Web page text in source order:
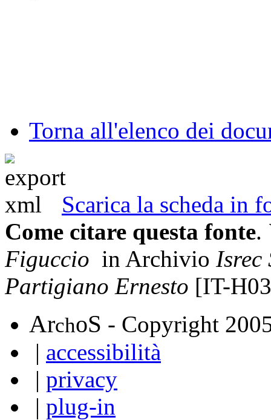
Torna all'elenco dei
Scarica la scheda in
Come citare questa fonte.
Figuccio in Archivio Isrec
Partigiano Ernesto [IT-
ArchoS - Copyright
| accessibilità
| privacy
| plug-in